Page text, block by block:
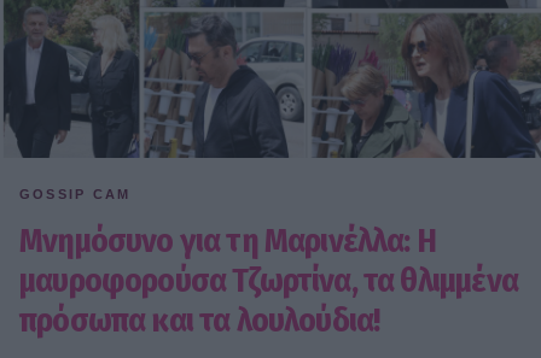
GOSSIP CAM
Μνημόσυνο για τη Μαρινέλλα: Η
μαυροφορούσα Τζωρτίνα, τα θλιμμένα
πρόσωπα και τα λουλούδια!